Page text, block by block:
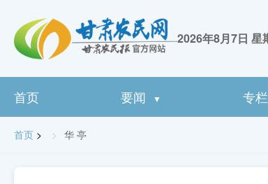
2026年8月7日 星
首页 要闻 ▼ 专栏
首页 > 华 亭